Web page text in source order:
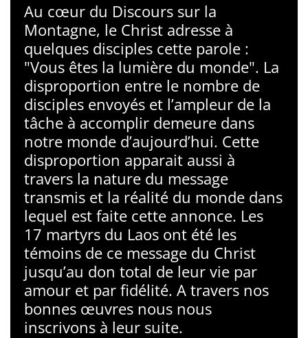
Au cœur du Discours sur la
Montagne, le Christ adresse à
quelques disciples cette parole :
"Vous êtes la lumière du monde". La
disproportion entre le nombre de
disciples envoyés et l’ampleur de la
tâche à accomplir demeure dans
notre monde d’aujourd’hui. Cette
disproportion apparait aussi à
travers la nature du message
transmis et la réalité du monde dans
lequel est faite cette annonce. Les
17 martyrs du Laos ont été les
témoins de ce message du Christ
jusqu’au don total de leur vie par
amour et par fidélité. A travers nos
bonnes œuvres nous nous
inscrivons à leur suite.